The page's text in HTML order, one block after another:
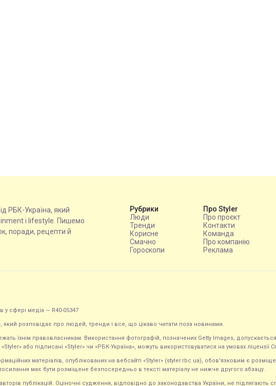
РБК-Україна, який
і lifestyle. Пишемо
поради, рецепти й
Рубрики
Люди
Тренди
Корисне
Смачно
Гороскопи
Про Styler
Про проєкт
Контакти
Команда
Про компанію
Реклама
у сфері медіа — R40-05347
який розповідає про людей, тренди і все, що цікаво читати поза новинами.
їхнім правовласникам. Використання фотографій, позначених Getty Images,
або підписані «Styler» чи «РБК-Україна», можуть використовуватися на умовах
матеріалів, опублікованих на вебсайті «Styler» (styler.rbc.ua), обов'язковим є
має бути розміщене безпосередньо в тексті матеріалу не нижче другого абзацу.
публікацій. Оціночні судження, відповідно до законодавства України, не